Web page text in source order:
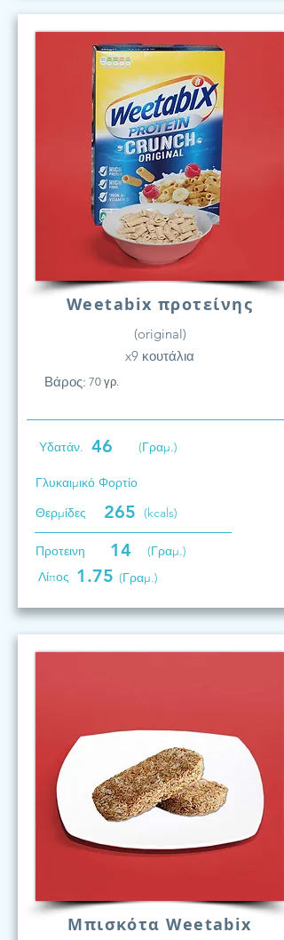
Weetabix προτείνης
(original)
x9 κουτάλια
Βάρος: 70 γρ.
Υδατάν. 46 (Γραμ.)
Γλυκαιμικό Φορτίο
Θερμίδες
265 (kcals)
Προτεινη 14
(Γραμ.)
Λίπος 1.75 (Γραμ.)
Μπισκότα Weetabix